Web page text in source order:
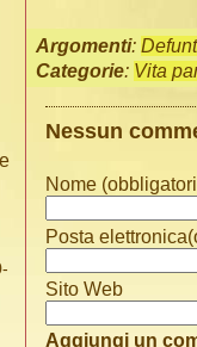
Argomenti:
Categorie: Vita
Nessun
Nome
Posta
Sito Web
Aggiungi un